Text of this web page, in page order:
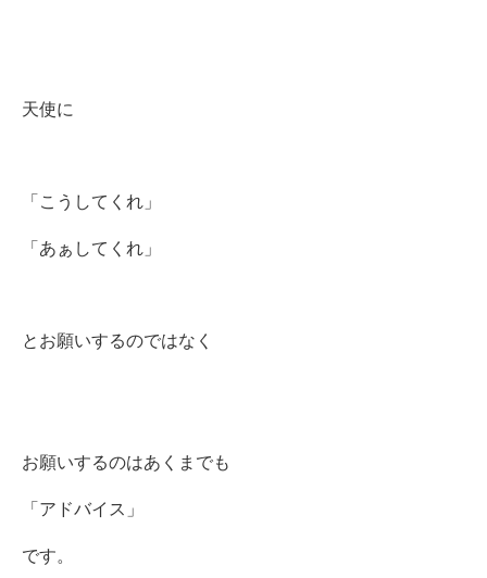
天使に
「こうしてくれ」
「あぁしてくれ」
とお願いするのではなく
お願いするのはあくまでも
「アドバイス」
です。